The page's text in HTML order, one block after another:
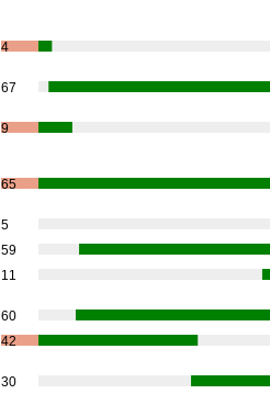
4
67
9
65
5
59
11
60
42
30